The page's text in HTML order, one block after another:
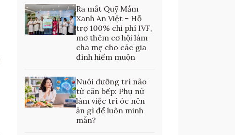
Ra mắt Quỹ Mầm
Xanh An Việt – Hỗ
trợ 100% chi phí IVF,
mở thêm cơ hội làm
cha mẹ cho các gia
đình hiếm muộn
Nuôi dưỡng trí não
từ căn bếp: Phụ nữ
làm việc trí óc nên
ăn gì để luôn minh
mẫn?